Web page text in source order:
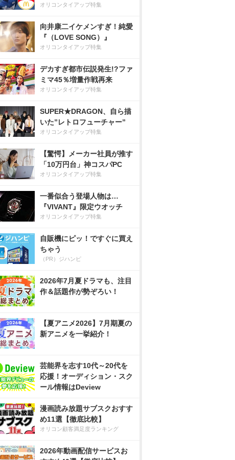
オリコンタイアップ特集
向井康二イケメンすぎ！純愛
『（LOVE SONG）』
オリコンタイアップ特集
デカすぎ都市伝説発生!?ファ
ミマ45％増量作戦再来
オリコンタイアップ特集
SUPER★DRAGON、自ら描
いた”レトロフューチャー”
オリコンタイアップ特集
【驚愕】メーカー社員が推す
「10万円台」神コスパPC
オリコンタイアップ特集
一番似合う登場人物は…
『VIVANT』限定ウオッチ
オリコンタイアップ特集
自販機にピッ！ですぐに買え
ちゃう
（PR）ジハンピ
2026年7月夏ドラマも、注目
作＆話題作が勢ぞろい！
【夏アニメ2026】7月期夏の
新アニメを一挙紹介！
芸能界を志す10代～20代を
応援！オーディション・スク
ール情報はDeview
漫画読み放題サブスクおすす
め11選【徹底比較】
オリコン顧客満足度ランキング
2026年動画配信サービスお